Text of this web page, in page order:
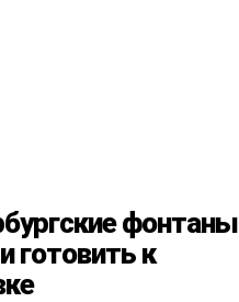
фонтаны
готовить к